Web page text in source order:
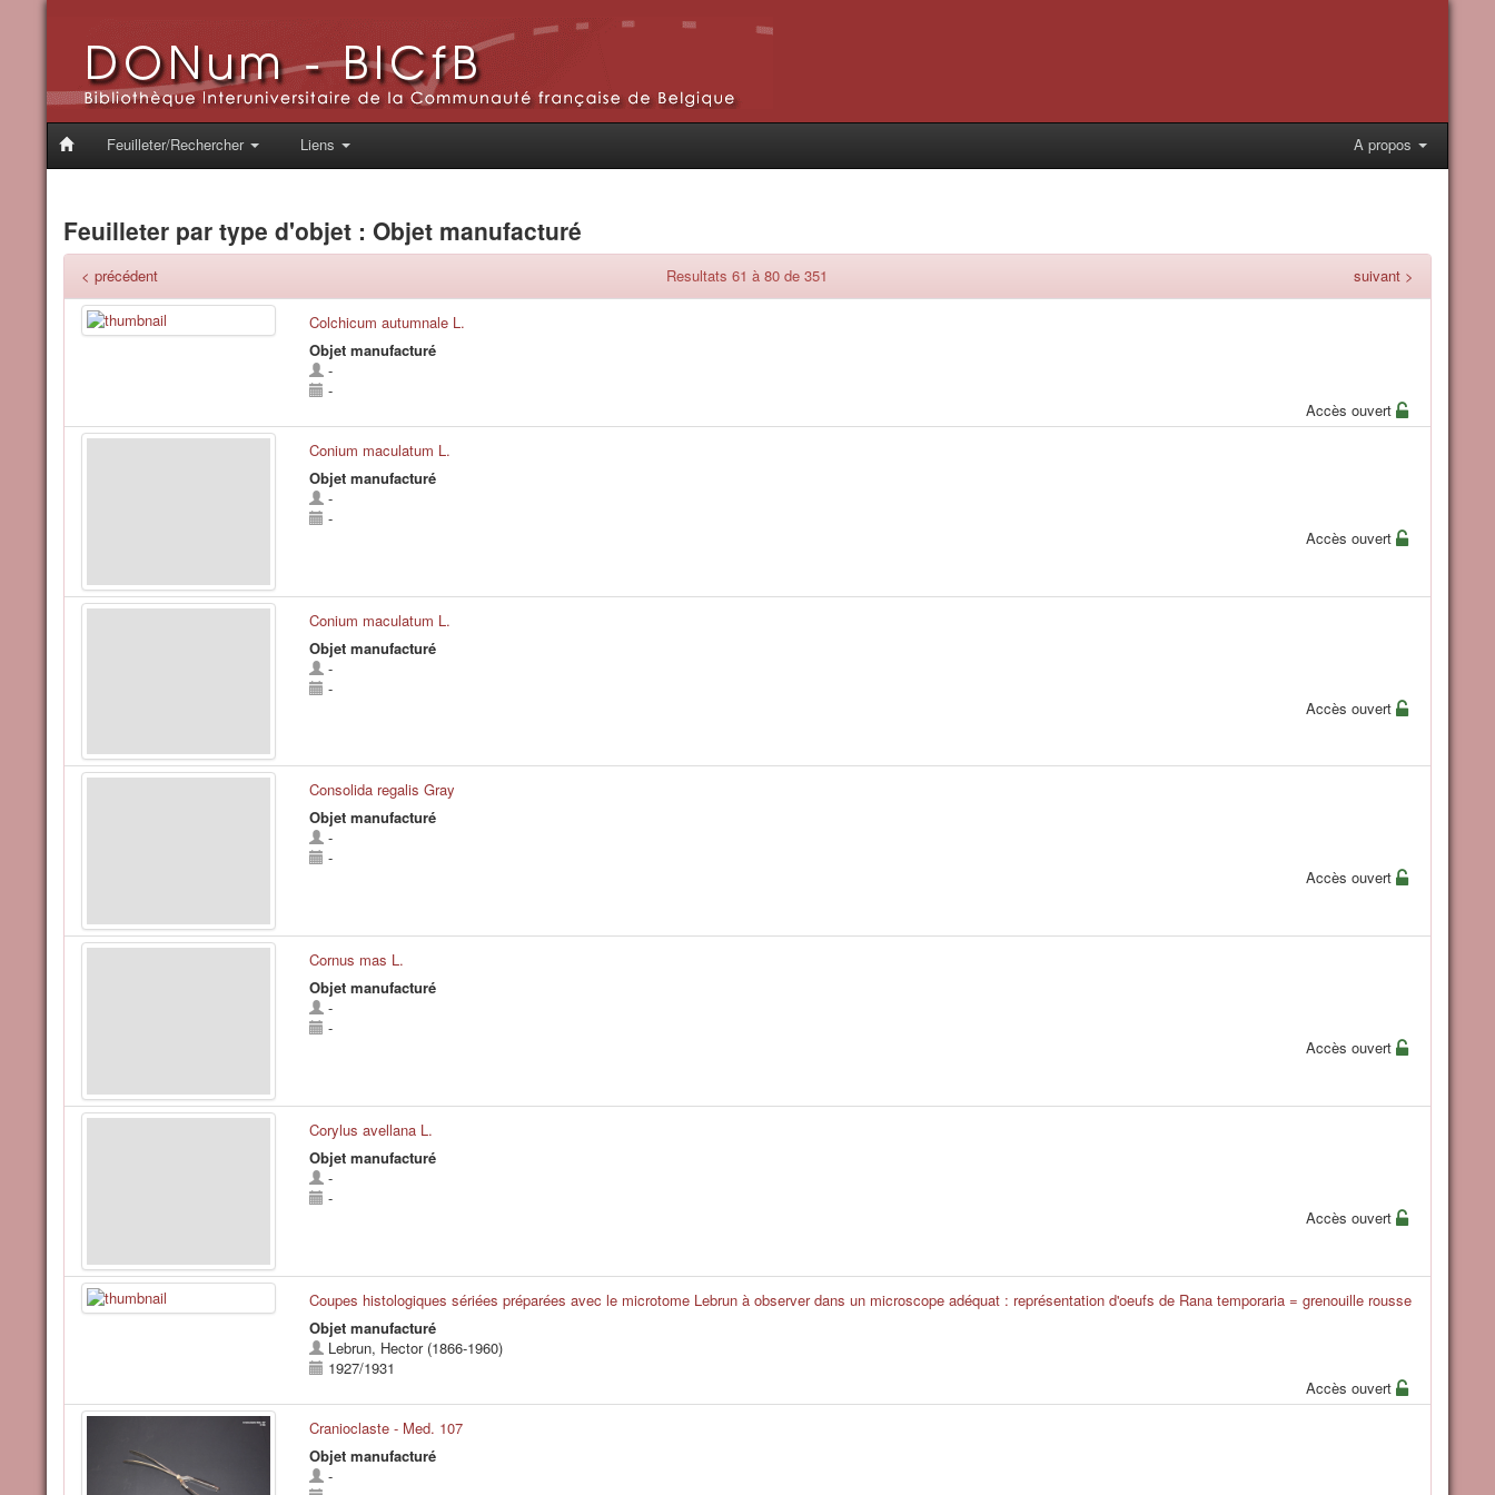
Feuilleter/Rechercher Liens A propos
Feuilleter par type d'objet : Objet manufacturé
Resultats 61 à 80 de 351
< précédent suivant >
Colchicum autumnale L.
Objet manufacturé
-
-
Accès ouvert
Conium maculatum L.
Objet manufacturé
-
-
Accès ouvert
Conium maculatum L.
Objet manufacturé
-
-
Accès ouvert
Consolida regalis Gray
Objet manufacturé
-
-
Accès ouvert
Cornus mas L.
Objet manufacturé
-
-
Accès ouvert
Corylus avellana L.
Objet manufacturé
-
-
Accès ouvert
Coupes histologiques sériées préparées avec le microtome Lebrun à observer dans un microscope adéquat : représentation d'oeufs de Rana temporaria = grenouille rousse
Objet manufacturé
Lebrun, Hector (1866-1960)
1927/1931
Accès ouvert
Cranioclaste - Med. 107
Objet manufacturé
-